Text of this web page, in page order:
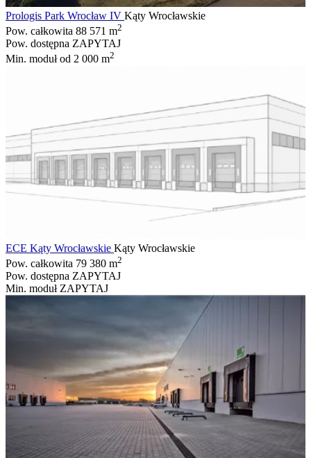
Prologis Park Wrocław IV Kąty Wrocławskie
Pow. całkowita 88 571 m2
Pow. dostępna ZAPYTAJ
Min. modułod 2 000 m2
ECE Kąty Wrocławskie Kąty Wrocławskie
Pow. całkowita 79 380 m2
Pow. dostępna ZAPYTAJ
Min. moduł ZAPYTAJ